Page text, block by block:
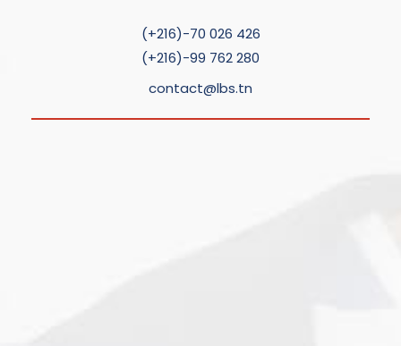
(+216)-70 026 426
(+216)-99 762 280
contact@lbs.tn